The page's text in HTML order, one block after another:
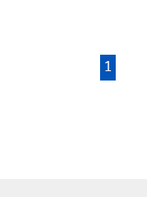
1